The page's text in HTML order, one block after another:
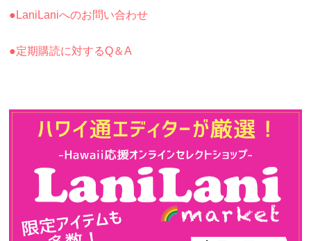
●LaniLaniへのお問い合わせ
●定期購読に対するQ＆A